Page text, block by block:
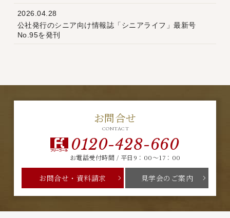
2026.04.28
公社発行のシニア向け情報誌「シニアライフ」最新号
No.95を発刊
お問合せ
CONTACT
0120-428-660
お電話受付時間 / 平日9：00～17：00
お問合せ・資料請求 見学会のご案内